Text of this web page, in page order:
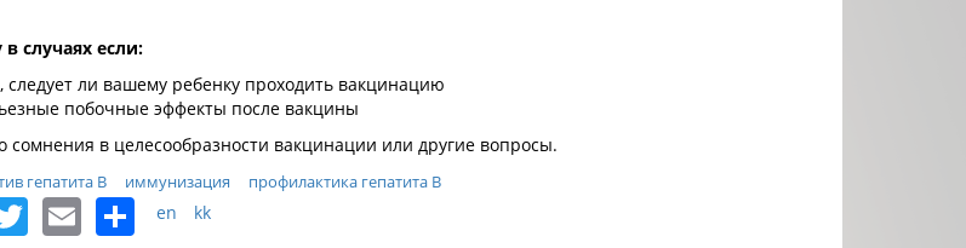
случаях если:
ли вашему ребенку проходить вакцинацию
побочные эффекты после вакцины
сомнения в целесообразности вакцинации или другие вопросы.
гепатита В иммунизация профилактика гепатита В
TwitterEmailShare
en kk